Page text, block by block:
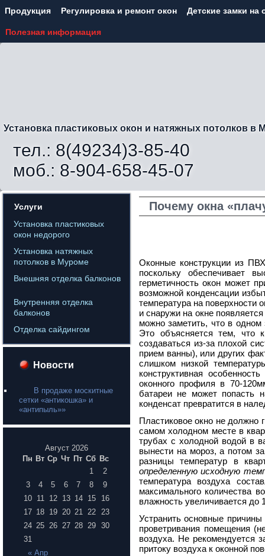
Продукция Регулировка и ремонт окон Детские замки на
Полезная информация
тел.: 8(49234)3-85-40
моб.: 8-904-658-45-07
Установка пластиковых окон и натяжных потолков в
Услуги
Установка пластиковых
окон недорого
Установка натяжных
потолков в Муроме
Внешняя отделка балконов
Внутренняя отделка
балконов
Отделка сайдингом
Новости
В продаже москитные
сетки «антикошка» и
«антипыль»»
Август 2026
Пн Вт Ср Чт Пт Сб Вс
« Апр
1
2
3
4 5 6 7 8
9
10 11 12 13 14 15
16
17 18 19 20 21 22
23
24 25 26 27 28 29
30
31
Почему окна
Оконные конструкции из
поскольку обеспечивает
герметичность окон может
возможной конденсации
температура на поверхности
и снаружи на окне
можно заметить, что в одном
Это объясняется тем, что
создаваться из-за плохой
прием ванны), или других
слишком низкой
конструктивная
оконного профиля в 70-
батареи не может попасть
конденсат превратится в
Пластиковое окно не должно
самом холодном месте в
трубах с холодной водой в
вынести на мороз, а потом
разницы температур в
определенную исходную
температура воздуха
максимального количества
влажность увеличивается до
Устранить основные
проветривания помещения
воздуха. Не рекомендуется
притоку воздуха к оконной